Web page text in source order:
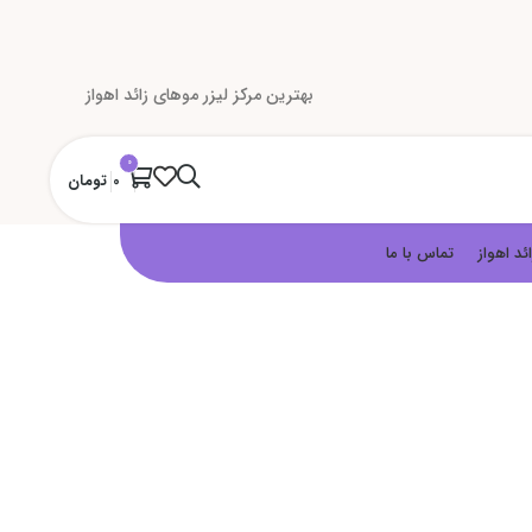
بهترین مرکز لیزر موهای زائد اهواز
0
0 تومان
اهواز تماس با ما